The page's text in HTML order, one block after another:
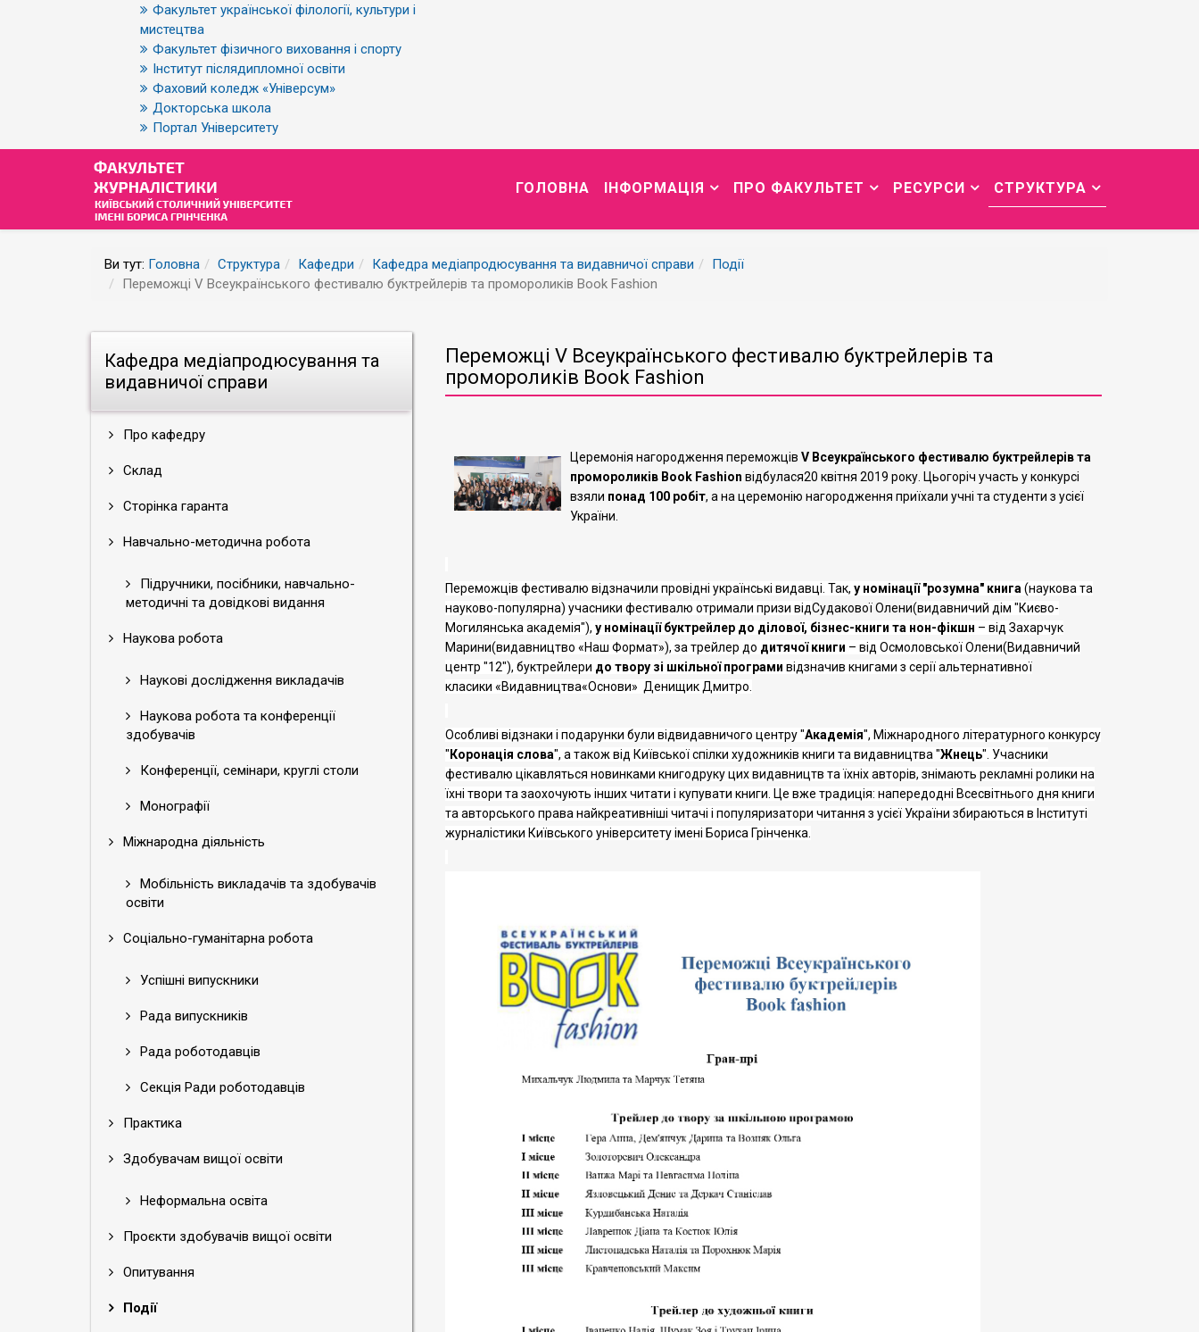
Факультет української філології, культури і
мистецтва
Факультет фізичного виховання і спорту
Інститут післядипломної освіти
Фаховий коледж «Універсум»
Докторська школа
Портал Університету
ГОЛОВНА ІНФОРМАЦІЯ ПРО ФАКУЛЬТЕТ РЕСУРСИ СТРУКТУРА
Ви тут: Головна Структура Кафедри Кафедра медіапродюсування та видавничої справи
Події
Переможці V Всеукраїнського фестивалю буктрейлерів та промороликів Book Fashion
Кафедра медіапродюсування та
видавничої справи
Про кафедру
Склад
Сторінка гаранта
Навчально-методична робота
Підручники, посібники, навчально-
методичні та довідкові видання
Наукова робота
Наукові дослідження викладачів
Наукова робота та конференції
здобувачів
Конференції, семінари, круглі столи
Монографії
Міжнародна діяльність
Мобільність викладачів та здобувачів
освіти
Соціально-гуманітарна робота
Успішні випускники
Рада випускників
Рада роботодавців
Секція Ради роботодавців
Практика
Здобувачам вищої освіти
Неформальна освіта
Проєкти здобувачів вищої освіти
Опитування
Події
Переможці V Всеукраїнського фестивалю буктрейлерів та
промороликів Book Fashion
Церемонія нагородження переможців V Всеукраїнського фестивалю буктрейлерів та
промороликів Book Fashion відбулася20 квітня 2019 року. Цьогоріч участь у конкурсі
взяли понад 100 робіт, а на церемонію нагородження приїхали учні та студенти з усієї
України.
Переможців фестивалю відзначили провідні українські видавці. Так, у номінації "розумна" книга (наукова та
науково-популярна) учасники фестивалю отримали призи відСудаковоїОлени(видавничий дім "Києво-
Могилянська академія"), у номінації буктрейлер до ділової, бізнес-книги та нон-фікшн – від Захарчук
Марини(видавництво «Наш Формат»), за трейлер до дитячої книги – від Осмоловської Олени(Видавничий
центр "12"), буктрейлери до твору зі шкільної програми відзначив книгами з серії альтернативної
класики «Видавництва«Основи» Денищик Дмитро
Особливі відзнаки і подарунки були відвидавничого центру "Академія", Міжнародного літературного конкурсу
" Коронація слова", а також від Київської спілки художників книги та видавництва "Жнець" Учасники
фестивалю цікавляться новинками книгодруку цих видавництв та їхніх авторів, знімають рекламні ролики на
їхні твори та заохочують інших читати і купувати книги. Це вже традиція: напередодні Всесвітнього дня книги
та авторського права найкреативніші читачі і популяризатори читання з усієї України збираються в Інституті
журналістики Київського університету імені Бориса Грінченка.